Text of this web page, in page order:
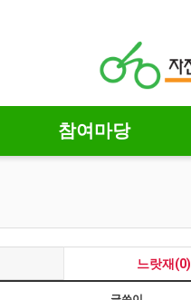
참여마당
느랏재(0)